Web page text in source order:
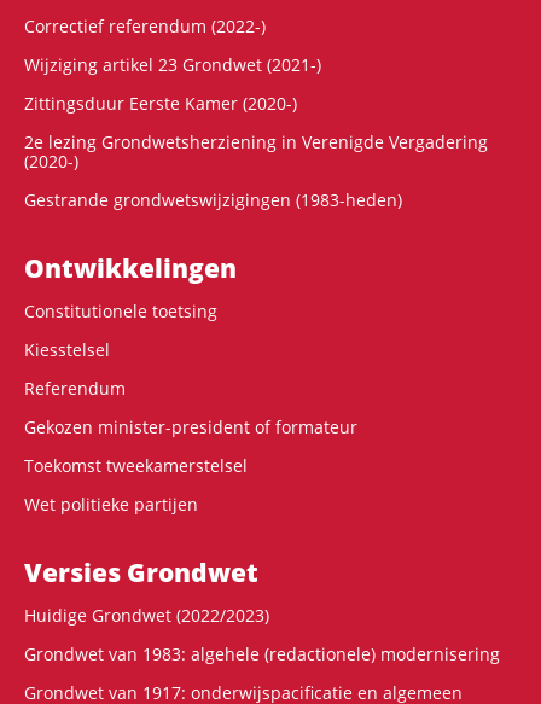
Correctief referendum (2022-)
Wijziging artikel 23 Grondwet (2021-)
Zittingsduur Eerste Kamer (2020-)
2e lezing Grondwetsherziening in Verenigde Vergadering
(2020-)
Gestrande grondwetswijzigingen (1983-heden)
Ontwikke­lingen
Constitutionele toetsing
Kiesstelsel
Referendum
Gekozen minister-president of formateur
Toekomst tweekamerstelsel
Wet politieke partijen
Versies Grondwet
Huidige Grondwet (2022/2023)
Grondwet van 1983: algehele (redactionele) modernisering
Grondwet van 1917: onderwijspacificatie en algemeen